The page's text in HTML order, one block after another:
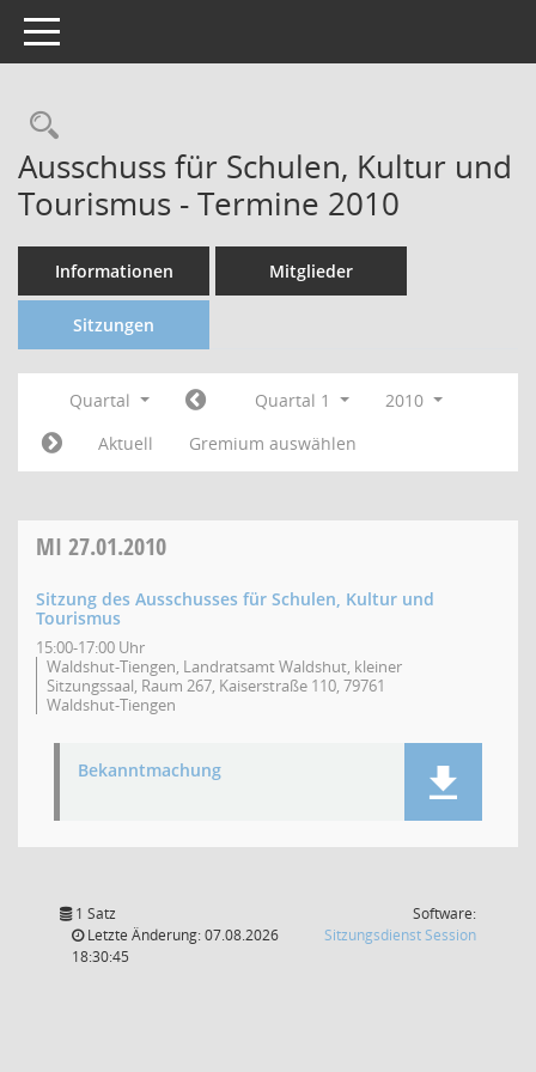
Toggle navigation
Ausschuss für Schulen, Kultur und
Tourismus - Termine 2010
Informationen Mitglieder
Sitzungen
Quartal Quartal 1
2010
Aktuell
Gremium auswählen
MI 27.01.2010
Sitzung des Ausschusses für Schulen, Kultur und
Tourismus
15:00-17:00 Uhr
Waldshut-Tiengen, Landratsamt Waldshut, kleiner
Sitzungssaal, Raum 267, Kaiserstraße 110, 79761
Waldshut-Tiengen
Bekanntmachung
1 Satz
Letzte Änderung: 07.08.2026
18:30:45
Software:
Sitzungsdienst Session(Wird in